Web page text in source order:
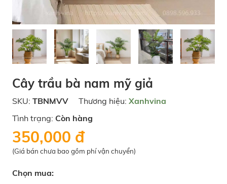
Cây trầu bà nam mỹ giả
SKU: TBNMVV Thương hiệu: Xanhvina
Tình trạng: Còn hàng
350,000 đ
(Giá bán chưa bao gồm phí vận chuyển)
Chọn mua: